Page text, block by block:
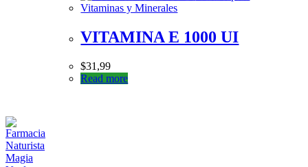
Vitaminas y Minerales
VITAMINA E 1000 UI
$31,99
Read more